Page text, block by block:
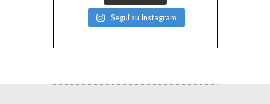
Segui su Instagram